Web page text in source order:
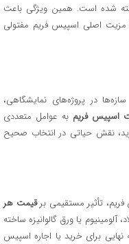
شده است. همین ویژگی باعث
اصلی اسپیس فریم مفتولی
در پروژه‌های نمایشگاهی،
اسپیس فریمبه عوامل متعددی
نقش حیاتی در انتخاب صحیح
تأثیر مستقیمی برقیمت هر
آلومینیوم یا ورق گالوانیزه ساخته
برای خرید یا اجاره اسپیس